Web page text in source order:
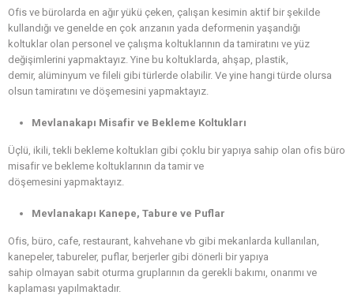
Ofis ve bürolarda en ağır yükü çeken, çalışan kesimin aktif bir şekilde
kullandığı ve genelde en çok arızanın yada deformenin yaşandığı
koltuklar olan personel ve çalışma koltuklarının da tamiratını ve yüz
değişimlerini yapmaktayız. Yine bu koltuklarda, ahşap, plastik,
demir, alüminyum ve fileli gibi türlerde olabilir. Ve yine hangi türde olursa
olsun tamiratını ve döşemesini yapmaktayız.
Mevlanakapı Misafir ve Bekleme Koltukları
Üçlü, ikili, tekli bekleme koltukları gibi çoklu bir yapıya sahip olan ofis büro
misafir ve bekleme koltuklarının da tamir ve
döşemesini yapmaktayız.
Mevlanakapı Kanepe, Tabure ve Puflar
Ofis, büro, cafe, restaurant, kahvehane vb gibi mekanlarda kullanılan,
kanepeler, tabureler, puflar, berjerler gibi dönerli bir yapıya
sahip olmayan sabit oturma gruplarının da gerekli bakımı, onarımı ve
kaplaması yapılmaktadır.